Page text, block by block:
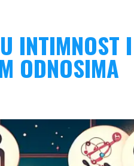
INTIMNOST
ODNOSIMA